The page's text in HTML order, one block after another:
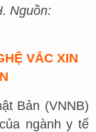
Nguồn:
VẮC XIN
Bản (VNNB)
ngành y tế